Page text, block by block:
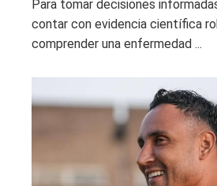
Para tomar decisiones
contar con evidencia científica
comprender una enfermedad ...